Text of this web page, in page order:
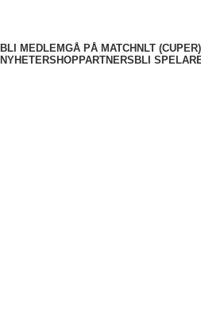
BLI MEDLEMGÅ PÅ MATCH NLT (CUPER)
NYHETERSHOPPARTNERS BLI